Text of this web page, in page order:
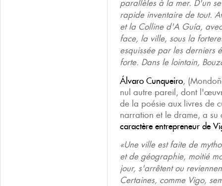
parallèles à la mer. D'un
rapide inventaire de tout.
et la Colline d'A Guía,
face, la ville, sous la
esquissée par les derniers
forte. Dans le lointain,
Álvaro Cunqueiro,
nul autre pareil, dont
de la poésie aux livres de
narration et le drame, a su
caractère entrepreneur de
«Une ville est faite de
et de géographie, moitié
jour, s'arrêtent ou
Certaines, comme Vigo,